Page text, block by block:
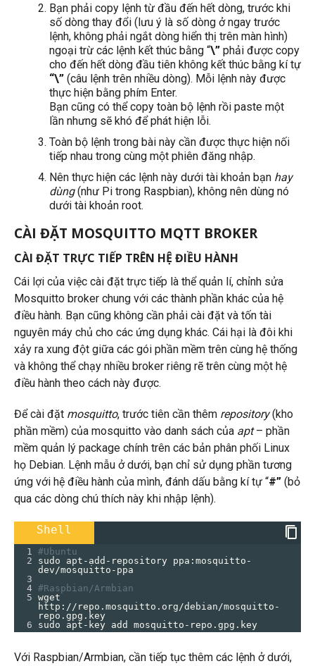
Bạn phải copy lệnh từ đầu đến hết dòng, trước khi
số dòng thay đổi (lưu ý là số dòng ở ngay trước
lệnh, không phải ngắt dòng hiển thị trên màn hình)
ngoại trừ các lệnh kết thúc bằng “\”phải được copy
cho đến hết dòng đầu tiên không kết thúc bằng kí tự
“\”(câu lệnh trên nhiều dòng). Mỗi lệnh này được
thực hiện bằng phím Enter.
Bạn cũng có thể copy toàn bộ lệnh rồi paste một
lần nhưng sẽ khó để phát hiện lỗi.
Toàn bộ lệnh trong bài này cần được thực hiện nối
tiếp nhau trong cùng một phiên đăng nhập.
Nên thực hiện các lệnh này dưới tài khoản bạn hay
dùng(như Pi trong Raspbian), không nên dùng nó
dưới tài khoản root.
CÀI ĐẶT MOSQUITTO MQTT BROKER
CÀI ĐẶT TRỰC TIẾP TRÊN HỆ ĐIỀU HÀNH
Cái lợi của việc cài đặt trực tiếp là thể quản lí, chỉnh sửa
Mosquitto broker chung với các thành phần khác của hệ
điều hành. Bạn cũng không cần phải cài đặt và tốn tài
nguyên máy chủ cho các ứng dụng khác. Cái hại là đôi khi
xảy ra xung đột giữa các gói phần mềm trên cùng hệ thống
và không thể chạy nhiều broker riêng rẽ trên cùng một hệ
điều hành theo cách này được.
Để cài đặt mosquitto, trước tiên cần thêm repository(kho
phần mềm) của mosquitto vào danh sách của apt– phần
mềm quản lý package chính trên các bản phân phối Linux
họ Debian. Lệnh mẫu ở dưới, bạn chỉ sử dụng phần tương
ứng với hệ điều hành của mình, đánh dấu bằng kí tự “#”(bỏ
qua các dòng chú thích này khi nhập lệnh).
Shell
1
#Ubuntu
2
sudo apt-add-repository ppa:mosquitto-
dev/mosquitto-ppa
3
4 #Raspbian/Armbian
5 wget
http://repo.mosquitto.org/debian/mosquitto-
repo.gpg.key
6
sudo apt-key add mosquitto-repo.gpg.key
Với Raspbian/Armbian, cần tiếp tục thêm các lệnh ở dưới,